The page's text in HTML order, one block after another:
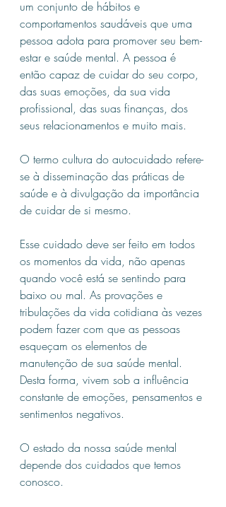
um conjunto de hábitos e
comportamentos saudáveis ​​que uma
pessoa adota para promover seu bem-
estar e saúde mental. A pessoa é
então capaz de cuidar do seu corpo,
das suas emoções, da sua vida
profissional, das suas finanças, dos
seus relacionamentos e muito mais.
O termo cultura do autocuidado refere-
se à disseminação das práticas de
saúde e à divulgação da importância
de cuidar de si mesmo.
Esse cuidado deve ser feito em todos
os momentos da vida, não apenas
quando você está se sentindo para
baixo ou mal. As provações e
tribulações da vida cotidiana às vezes
podem fazer com que as pessoas
esqueçam os elementos de
manutenção de sua saúde mental.
Desta forma, vivem sob a influência
constante de emoções, pensamentos e
sentimentos negativos.
O estado da nossa saúde mental
depende dos cuidados que temos
conosco.